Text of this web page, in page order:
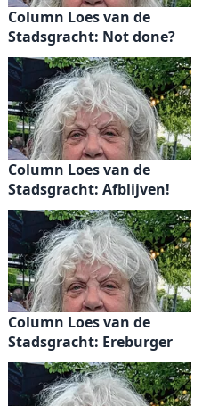
Column Loes van de
Stadsgracht: Not done?
Column Loes van de
Stadsgracht: Afblijven!
Column Loes van de
Stadsgracht: Ereburger